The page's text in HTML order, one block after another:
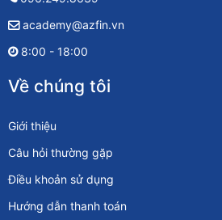
academy@azfin.vn
8:00 - 18:00
Về chúng tôi
Giới thiệu
Câu hỏi thường gặp
Điều khoản sử dụng
Hướng dẫn thanh toán